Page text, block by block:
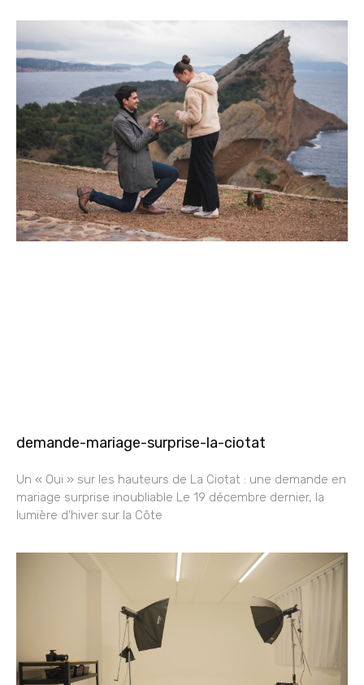
demande-mariage-surprise-la-ciotat
Un « Oui » sur les hauteurs de La Ciotat : une demande en
mariage surprise inoubliable Le 19 décembre dernier, la
lumière d’hiver sur la Côte